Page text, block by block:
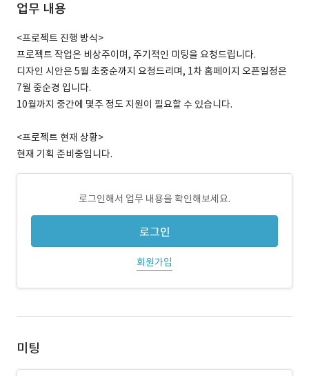
업무 내용
<프로젝트 진행 방식>
프로젝트 작업은 비상주이며, 주기적인 미팅을 요청드립니다.
디자인 시안은 5월 초중순까지 요청드리며, 1차 홈페이지 오픈일정은
7월 중순경 입니다.
10월까지 중간에 몇주 정도 지원이 필요할 수 있습니다.
<프로젝트 현재 상황>
현재 기획 준비중입니다.
로그인해서 업무 내용을 확인해보세요.
로그인
회원가입
미팅